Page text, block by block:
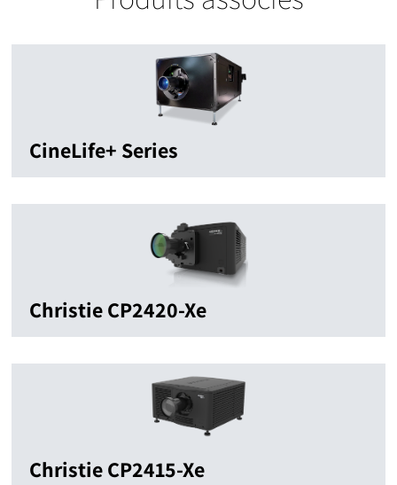
CineLife+ Series
Christie CP2420-Xe
Christie CP2415-Xe